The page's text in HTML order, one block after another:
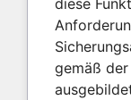
gemäß